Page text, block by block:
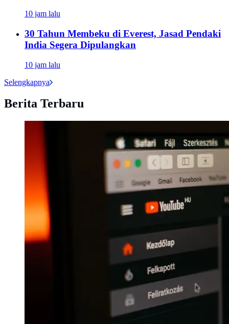
10 jam lalu
30 Tahun Membeku di Everest, Jasad Pendaki
India Segera Dipulangkan
10 jam lalu
Selengkapnya
Berita Terbaru